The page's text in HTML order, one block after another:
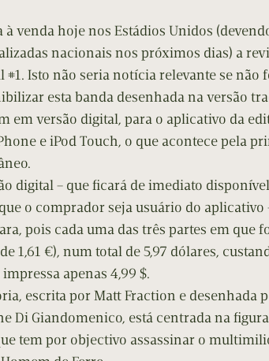
à venda hoje nos Estádios Unidos
nacionais nos próximos dias) a
#1. Isto não seria notícia relevante se não
esta banda desenhada na versão
em versão digital, para o aplicativo da
e iPod Touch, o que acontece pela
digital – que ficará de imediato
o comprador seja usuário do
pois cada uma das três partes em que
1,61 €), num total de 5,97 dólares,
apenas 4,99 $.
escrita por Matt Fraction e desenhada
Di Giandomenico, está centrada na
tem por objectivo assassinar o